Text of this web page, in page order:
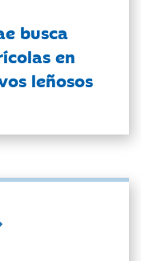
busca
en
leñosos